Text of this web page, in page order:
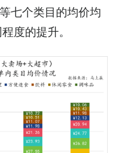
七个类目的均价均
度的提升。